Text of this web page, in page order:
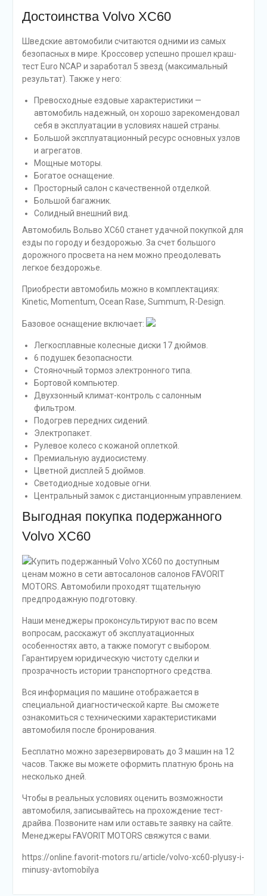
Достоинства Volvo XC60
Шведские автомобили считаются одними из самых
безопасных в мире. Кроссовер успешно прошел краш-
тест Euro NCAP и заработал 5 звезд (максимальный
результат). Также у него:
Превосходные ездовые характеристики —
автомобиль надежный, он хорошо зарекомендовал
себя в эксплуатации в условиях нашей страны.
Большой эксплуатационный ресурс основных узлов
и агрегатов.
Мощные моторы.
Богатое оснащение.
Просторный салон с качественной отделкой.
Большой багажник.
Солидный внешний вид.
Автомобиль Вольво XC60 станет удачной покупкой для
езды по городу и бездорожью. За счет большого
дорожного просвета на нем можно преодолевать
легкое бездорожье.
Приобрести автомобиль можно в комплектациях:
Kinetic, Momentum, Ocean Rase, Summum, R-Design.
Базовое оснащение включает:
Легкосплавные колесные диски 17 дюймов.
6 подушек безопасности.
Стояночный тормоз электронного типа.
Бортовой компьютер.
Двухзонный климат-контроль с салонным
фильтром.
Подогрев передних сидений.
Электропакет.
Рулевое колесо с кожаной оплеткой.
Премиальную аудиосистему.
Цветной дисплей 5 дюймов.
Светодиодные ходовые огни.
Центральный замок с дистанционным управлением.
Выгодная покупка подержанного
Volvo XC60
Купить подержанный Volvo XC60 по доступным
ценам можно в сети автосалонов салонов FAVORIT
MOTORS. Автомобили проходят тщательную
предпродажную подготовку.
Наши менеджеры проконсультируют вас по всем
вопросам, расскажут об эксплуатационных
особенностях авто, а также помогут с выбором.
Гарантируем юридическую чистоту сделки и
прозрачность истории транспортного средства.
Вся информация по машине отображается в
специальной диагностической карте. Вы сможете
ознакомиться с техническими характеристиками
автомобиля после бронирования.
Бесплатно можно зарезервировать до 3 машин на 12
часов. Также вы можете оформить платную бронь на
несколько дней.
Чтобы в реальных условиях оценить возможности
автомобиля, записывайтесь на прохождение тест-
драйва. Позвоните нам или оставьте заявку на сайте.
Менеджеры FAVORIT MOTORS свяжутся с вами.
https://online.favorit-motors.ru/article/volvo-xc60-plyusy-i-
minusy-avtomobilya